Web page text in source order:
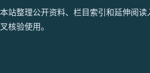
本站整理公开资料、栏目索引和延伸阅读
叉核验使用。